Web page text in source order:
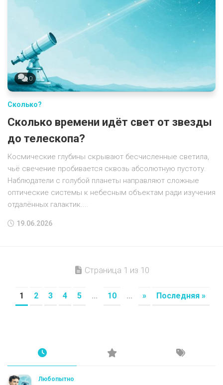
0
Сколько?
Сколько времени идёт свет от звезды
до телескопа?
Космические глубины скрывают бесчисленные светила,
чьё свечение пробивается сквозь абсолютную пустоту.
Наблюдатели с голубой планеты направляют сложные
оптические системы к небесным объектам ради изучения
отдалённых галактик....
19.06.2026
Страница 1 из 10
1 2 3 4 5 ... 10 ... » Последняя »
Любопытно